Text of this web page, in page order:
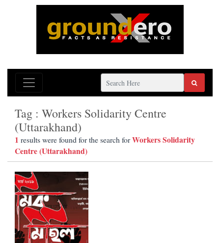
Tag : Workers Solidarity Centre
(Uttarakhand)
1 results were found for the search forWorkers Solidarity
Centre (Uttarakhand)